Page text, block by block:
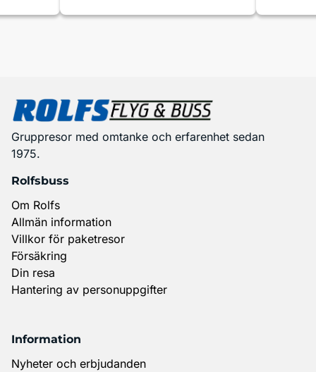
Gruppresor med omtanke och erfarenhet sedan
1975.
Rolfsbuss
Om Rolfs
Allmän information
Villkor för paketresor
Försäkring
Din resa
Hantering av personuppgifter
Information
Nyheter och erbjudanden